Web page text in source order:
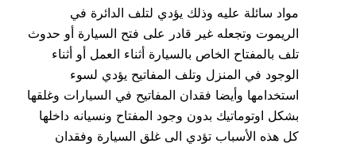
مواد سائلة عليه وذلك يؤدي لتلف الدائرة في
الريموت وتجعله غير قادر على فتح السيارة أو حدوث
تلف بالمفتاح الخاص بالسيارة أثناء العمل أو أثناء
الوجود في المنزل وتلف المفاتيح يؤدي لسوء
استخدامها وأيضا فقدان المفاتيح في السيارات وغلقها
بشكل اوتوماتيك بدون وجود المفتاح ونسيانه داخلها
كل هذه الأسباب تؤدي الى غلق السيارة وفقدان